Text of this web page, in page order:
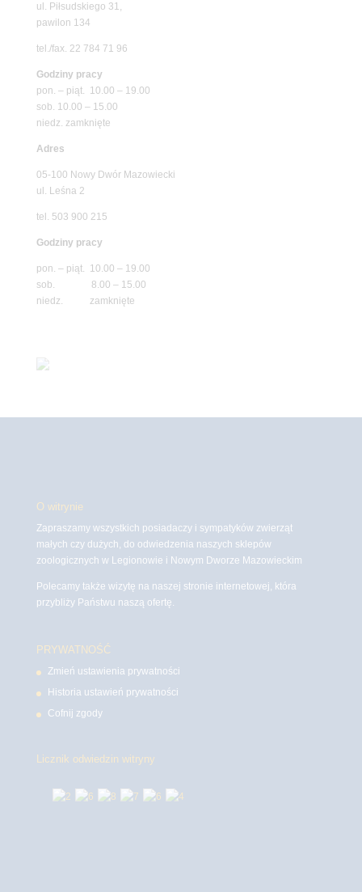
ul. Piłsudskiego 31,
pawilon 134
tel./fax. 22 784 71 96
Godziny pracy
pon. – piąt. 10.00 – 19.00
sob. 10.00 – 15.00
niedz. zamknięte
Adres
05-100 Nowy Dwór Mazowiecki
ul. Leśna 2
tel. 503 900 215
Godziny pracy
pon. – piąt. 10.00 – 19.00
sob. 8.00 – 15.00
niedz. zamknięte
O witrynie
Zapraszamy wszystkich posiadaczy i sympatyków zwierząt
małych czy dużych, do odwiedzenia naszych sklepów
zoologicznych w Legionowie i Nowym Dworze Mazowieckim
Polecamy także wizytę na naszej stronie internetowej, która
przybliży Państwu naszą ofertę.
PRYWATNOŚĆ
Zmień ustawienia prywatności
Historia ustawień prywatności
Cofnij zgody
Licznik odwiedzin witryny